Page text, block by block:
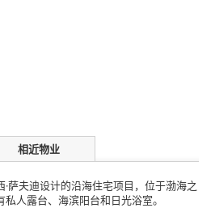
相近物业
萨夫迪设计的沿海住宅项目，位于渤海之
人露台、海滨阳台和日光浴室。